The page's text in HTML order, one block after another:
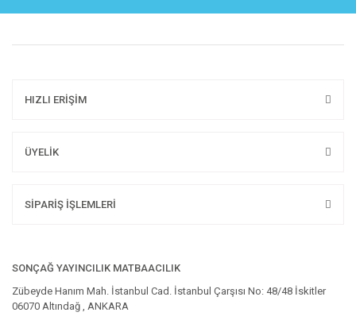
HIZLI ERİŞİM
ÜYELİK
SİPARİŞ İŞLEMLERİ
SONÇAĞ YAYINCILIK MATBAACILIK
Zübeyde Hanım Mah. İstanbul Cad. İstanbul Çarşısı No: 48/48 İskitler
06070 Altındağ , ANKARA